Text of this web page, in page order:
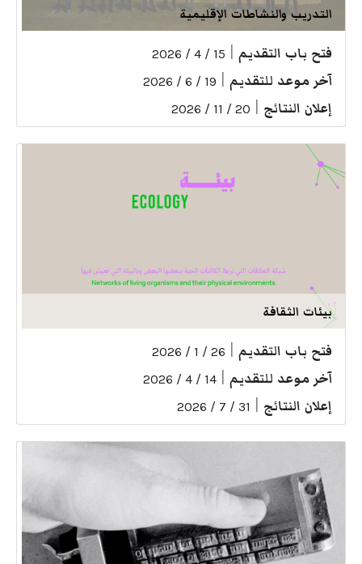
التدريب والنشاطات الإقليمية
فتح باب التقديم 15 / 4 / 2026
آخر موعد للتقديم 19 / 6 / 2026
إعلان النتائج 20 / 11 / 2026
بيئات الثقافة
فتح باب التقديم 26 / 1 / 2026
آخر موعد للتقديم 14 / 4 / 2026
إعلان النتائج 31 / 7 / 2026